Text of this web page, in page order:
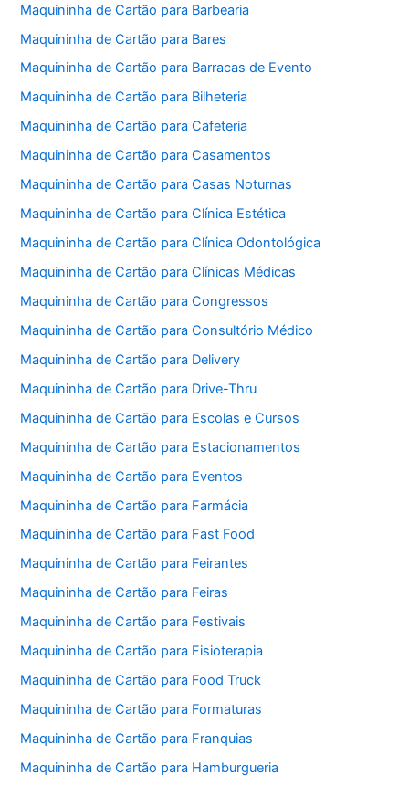
Maquininha de Cartão para Barbearia
Maquininha de Cartão para Bares
Maquininha de Cartão para Barracas de Evento
Maquininha de Cartão para Bilheteria
Maquininha de Cartão para Cafeteria
Maquininha de Cartão para Casamentos
Maquininha de Cartão para Casas Noturnas
Maquininha de Cartão para Clínica Estética
Maquininha de Cartão para Clínica Odontológica
Maquininha de Cartão para Clínicas Médicas
Maquininha de Cartão para Congressos
Maquininha de Cartão para Consultório Médico
Maquininha de Cartão para Delivery
Maquininha de Cartão para Drive-Thru
Maquininha de Cartão para Escolas e Cursos
Maquininha de Cartão para Estacionamentos
Maquininha de Cartão para Eventos
Maquininha de Cartão para Farmácia
Maquininha de Cartão para Fast Food
Maquininha de Cartão para Feirantes
Maquininha de Cartão para Feiras
Maquininha de Cartão para Festivais
Maquininha de Cartão para Fisioterapia
Maquininha de Cartão para Food Truck
Maquininha de Cartão para Formaturas
Maquininha de Cartão para Franquias
Maquininha de Cartão para Hamburgueria